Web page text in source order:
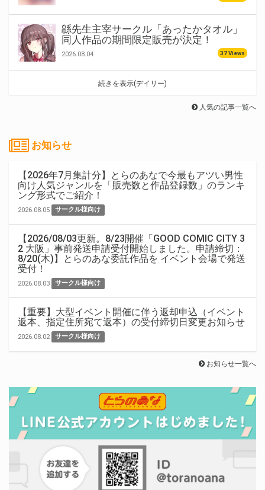
緜先生主宰サークル「あったかタオル」
同人作品の期間限定販売が決定！
2026.08.04 37 Views
続きを表示(デイリー)
人気の記事一覧へ
お知らせ
【2026年7月集計分】とらのあなで今最もアツい男性
向け人気ジャンルを「販売数と作品登録数」のランキ
ング形式でご紹介！
2026.08.05 サークル様向け
【2026/08/03更新。8/23開催「GOOD COMIC CITY 3
2 大阪」事前発送申請受付開始しました。申請締切：
8/20(木)】とらのあな委託作品を イベント会場で発送
受付！
2026.08.03 サークル様向け
【重要】大型イベント開催に伴う返却申込（イベント
返本、指定住所宛て返本）の受付締切日変更お知らせ
2026.08.02 サークル様向け
お知らせ一覧へ